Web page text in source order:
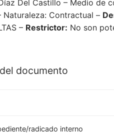
Del Castillo – Medio de
Naturaleza: Contractual –
– Restrictor: No son
documento
radicado interno